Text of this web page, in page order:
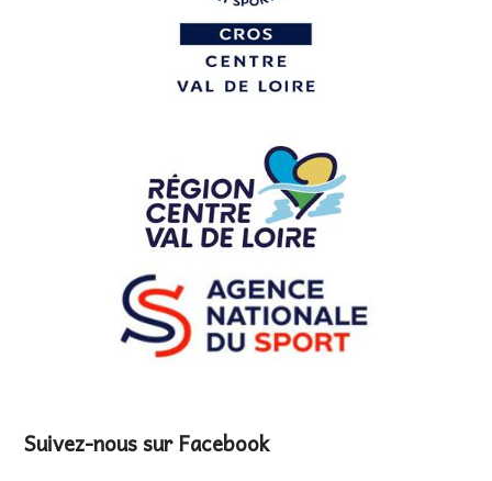
Suivez-nous sur Facebook